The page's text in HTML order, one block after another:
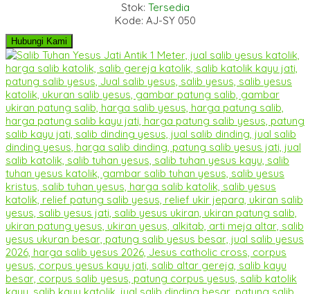
Stok: Tersedia
Kode: AJ-SY 050
Hubungi Kami